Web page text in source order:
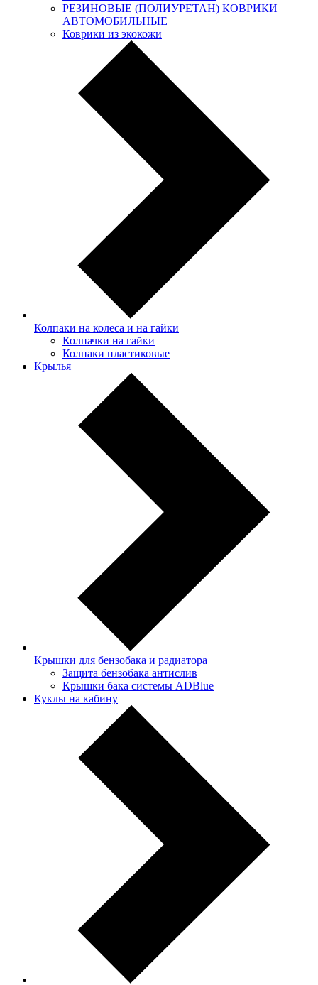
РЕЗИНОВЫЕ (ПОЛИУРЕТАН) КОВРИКИ
АВТОМОБИЛЬНЫЕ
Коврики из экокожи
Колпаки на колеса и на гайки
Колпачки на гайки
Колпаки пластиковые
Крылья
Крышки для бензобака и радиатора
Защита бензобака антислив
Крышки бака системы ADBlue
Куклы на кабину